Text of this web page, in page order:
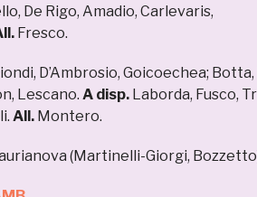
De Rigo, Amadio, Carlevaris,
Fresco.
D’Ambrosio, Goicoechea; Botta,
Lescano. A disp. Laborda, Fusco,
All. Montero.
(Martinelli-Giorgi,